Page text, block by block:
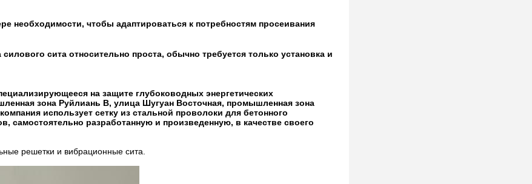
необходимости, чтобы адаптироваться к потребностям просеивания
силового сита относительно проста, обычно требуется только установка и
на защите глубоководных энергетических
зона Руйлиань B, улица Шугуан Восточная, промышленная зона
использует сетку из стальной проволоки для бетонного
разработанную и произведенную, в качестве своего
решетки и вибрационные сита.